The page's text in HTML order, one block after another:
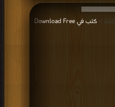
كتب في Download Free